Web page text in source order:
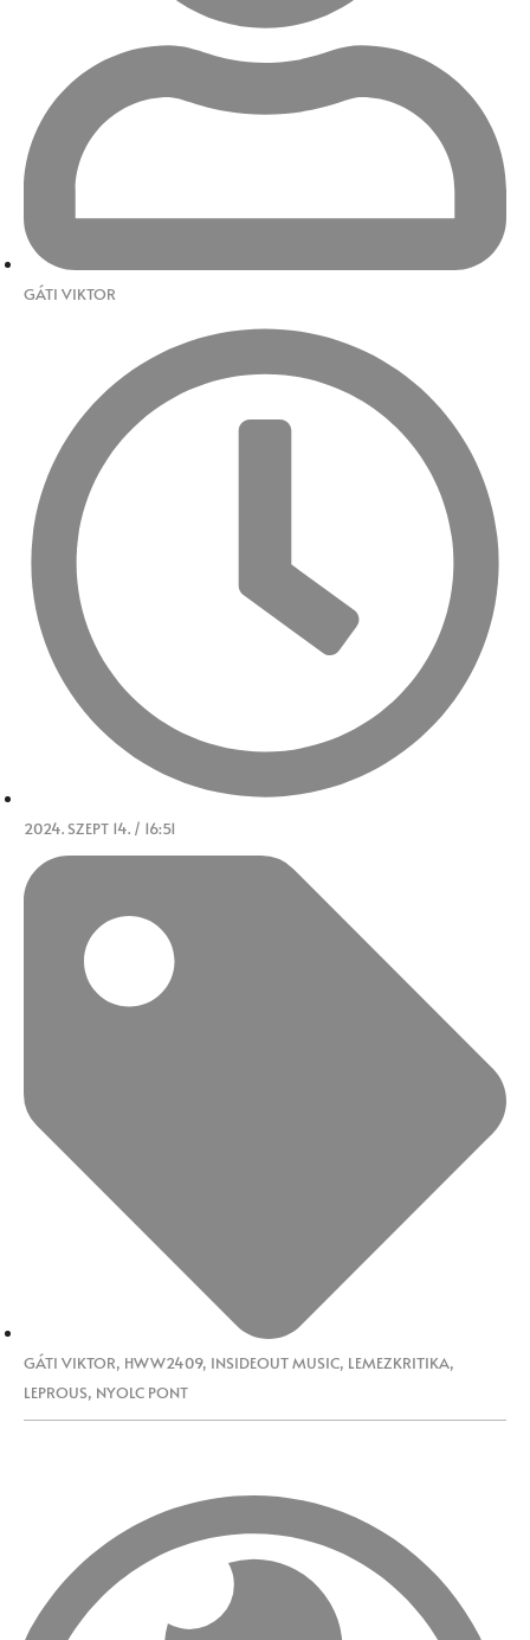
GÁTI VIKTOR
2024. SZEPT 14. / 16:51
GÁTI VIKTOR, HWW2409, INSIDEOUT MUSIC, LEMEZKRITIKA,
LEPROUS, NYOLC PONT